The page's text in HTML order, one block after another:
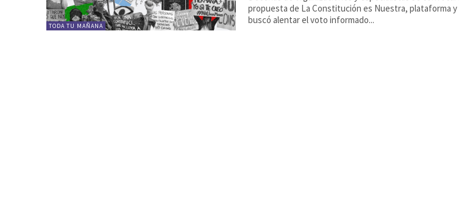
TODA TU MAÑANA
propuesta de La Constitución es Nuestra, plataforma y
buscó alentar el voto informado...